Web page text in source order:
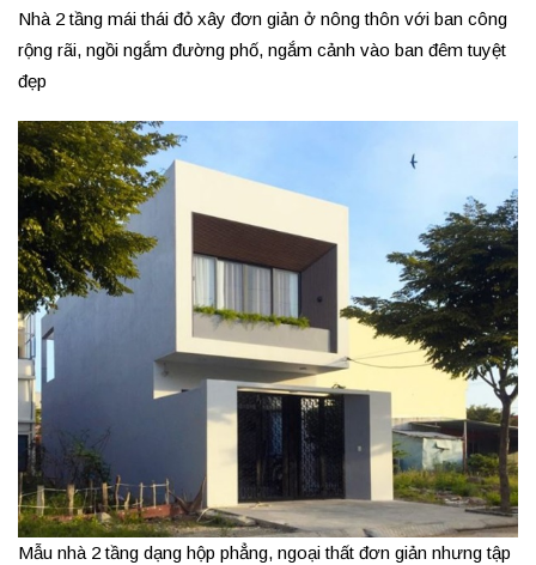
Nhà 2 tầng mái thái đỏ xây đơn giản ở nông thôn với ban công
rộng rãi, ngồi ngắm đường phố, ngắm cảnh vào ban đêm tuyệt
đẹp
Mẫu nhà 2 tầng dạng hộp phẳng, ngoại thất đơn giản nhưng tập